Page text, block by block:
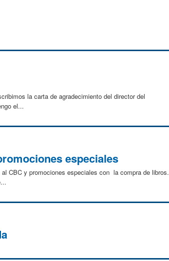
la carta de agradecimiento del director del
el...
especiales
CBC y promociones especiales con la compra de libros.